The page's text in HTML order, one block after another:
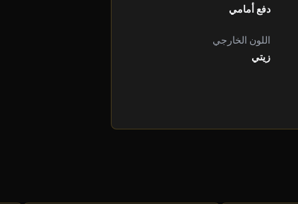
دفع أمامي
اللون الخارجي
زيتي